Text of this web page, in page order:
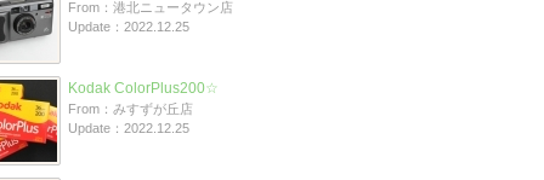
From：港北ニュータウン店
Update：2022.12.25
Kodak ColorPlus200☆
From：みすずが丘店
Update：2022.12.25